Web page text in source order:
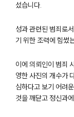
섰습니다.
성과 관련된 범죄로
기 위한 조력에 힘썼
이에 의뢰인이 범죄
영한 사진의 개수가
심하다고 보기 어려
것을 깨닫고 정신과